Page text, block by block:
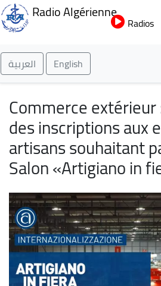
au
Radio Algérienne
Radios
العربية English
Commerce
des inscriptions aux
artisans souhaitant
Salon «Artigiano in